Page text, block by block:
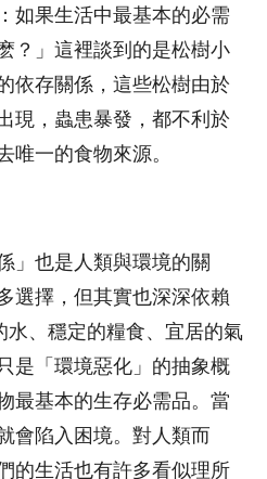
如果生活中最基本的必需
？」這裡談到的是松樹小
依存關係，這些松樹由於
現，蟲患暴發，都不利於
唯一的食物來源。
」也是人類與環境的關
選擇，但其實也深深依賴
水、穩定的糧食、宜居的氣
是「環境惡化」的抽象概
最基本的生存必需品。當
會陷入困境。對人類而
的生活也有許多看似理所